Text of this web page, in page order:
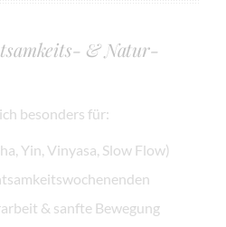
& Natur-
besonders für:
Yin, Vinyasa, Slow Flow)
& sanfte Bewegung